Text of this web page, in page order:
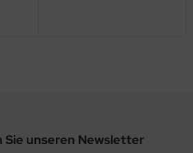
Sie unseren Newsletter